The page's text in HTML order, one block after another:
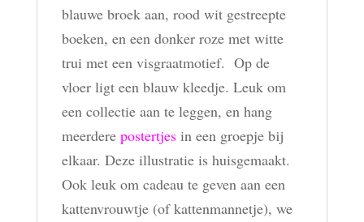
blauwe broek aan, rood wit gestreepte
boeken, en een donker roze met witte
trui met een visgraatmotief. Op de
vloer ligt een blauw kleedje. Leuk om
een collectie aan te leggen, en hang
meerdere postertjesin een groepje bij
elkaar. Deze illustratie is huisgemaakt.
Ook leuk om cadeau te geven aan een
kattenvrouwtje (of kattenmannetje), we